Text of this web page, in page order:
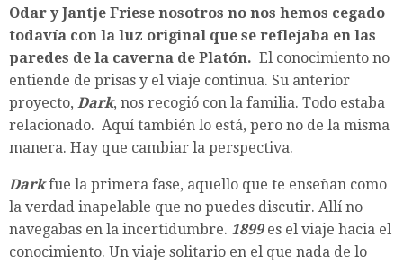
Odar y Jantje Friese nosotros no nos hemos cegado
todavía con la luz original que se reflejaba en las
paredes de la caverna de Platón. El conocimiento no
entiende de prisas y el viaje continua. Su anterior
proyecto, Dark, nos recogió con la familia. Todo estaba
relacionado. Aquí también lo está, pero no de la misma
manera. Hay que cambiar la perspectiva.
Darkfue la primera fase, aquello que te enseñan como
la verdad inapelable que no puedes discutir. Allí no
navegabas en la incertidumbre. 1899es el viaje hacia el
conocimiento. Un viaje solitario en el que nada de lo